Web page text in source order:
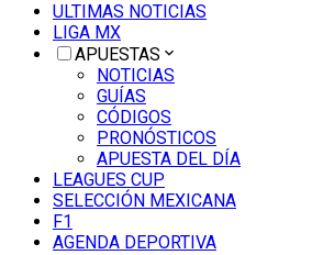
ULTIMAS NOTICIAS
LIGA MX
APUESTAS
NOTICIAS
GUÍAS
CÓDIGOS
PRONÓSTICOS
APUESTA DEL DÍA
LEAGUES CUP
SELECCIÓN MEXICANA
F1
AGENDA DEPORTIVA